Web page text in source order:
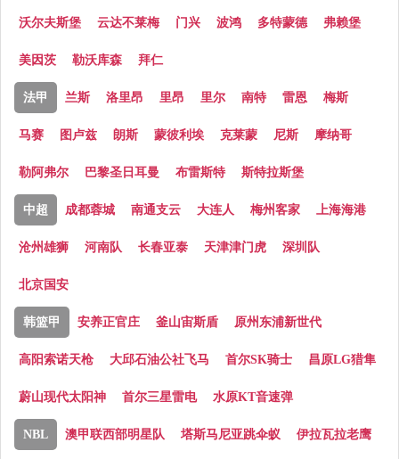
沃尔夫斯堡 云达不莱梅 门兴 波鸿 多特蒙德 弗赖堡
美因茨 勒沃库森 拜仁
法甲 兰斯 洛里昂 里昂 里尔 南特 雷恩 梅斯
马赛 图卢兹 朗斯 蒙彼利埃 克莱蒙 尼斯 摩纳哥
勒阿弗尔 巴黎圣日耳曼 布雷斯特 斯特拉斯堡
中超 成都蓉城 南通支云 大连人 梅州客家 上海海港
沧州雄狮 河南队 长春亚泰 天津津门虎 深圳队
北京国安
韩篮甲 安养正官庄 釜山宙斯盾 原州东浦新世代
高阳索诺天枪 大邱石油公社飞马 首尔SK骑士 昌原LG猎隼
蔚山现代太阳神 首尔三星雷电 水原KT音速弹
NBL 澳甲联西部明星队 塔斯马尼亚跳伞蚁 伊拉瓦拉老鹰